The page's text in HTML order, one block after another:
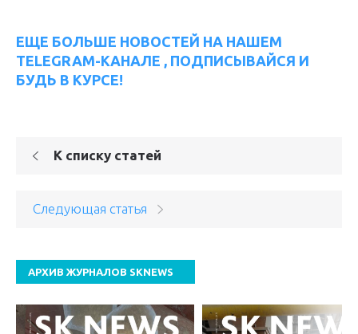
ЕЩЕ БОЛЬШЕ НОВОСТЕЙ НА НАШЕМ
TELEGRAM-КАНАЛЕ , ПОДПИСЫВАЙСЯ И
БУДЬ В КУРСЕ!
К списку статей
Следующая статья
АРХИВ ЖУРНАЛОВ SKNEWS